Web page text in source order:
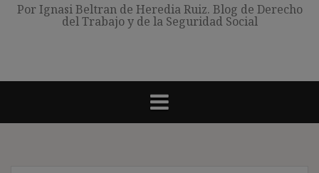
Por Ignasi Beltran de Heredia Ruiz. Blog de Derecho
del Trabajo y de la Seguridad Social